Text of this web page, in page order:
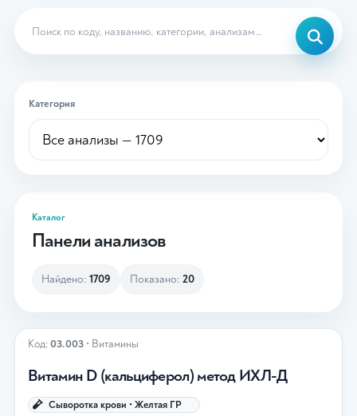
Категория
Каталог
Панели анализов
Найдено: 1709 Показано: 20
Код:03.003 • Витамины
Витамин D (кальциферол) метод ИХЛ-Д
Сыворотка крови • Желтая ГР